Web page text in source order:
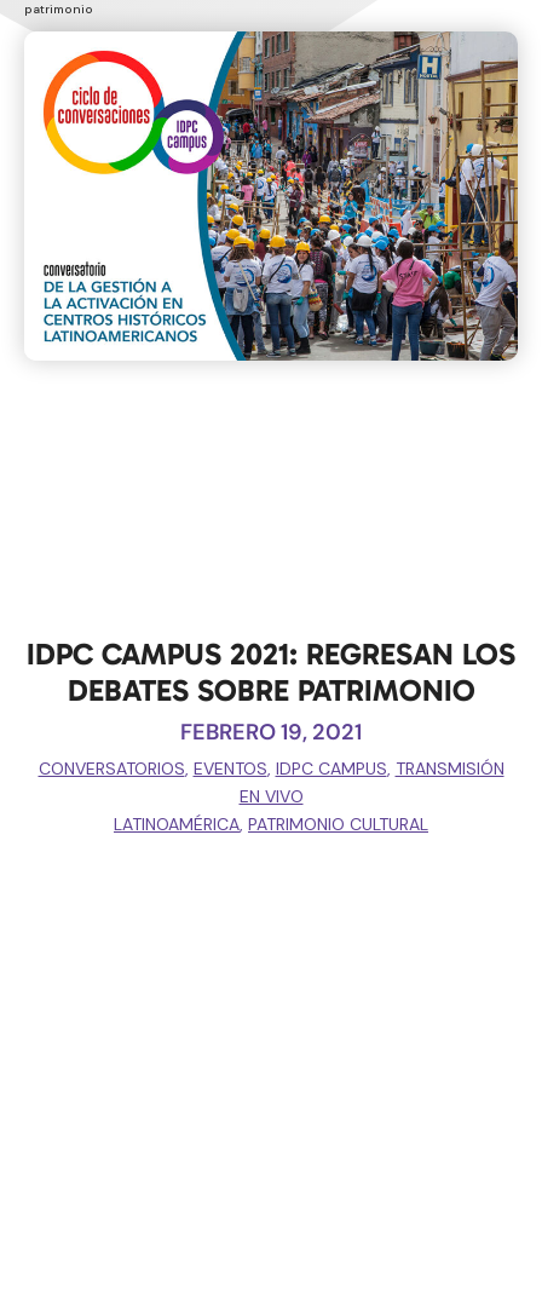
patrimonio
IDPC CAMPUS 2021: REGRESAN LOS
DEBATES SOBRE PATRIMONIO
FEBRERO 19, 2021
CONVERSATORIOS, EVENTOS, IDPC CAMPUS, TRANSMISIÓN
EN VIVO
LATINOAMÉRICA, PATRIMONIO CULTURAL